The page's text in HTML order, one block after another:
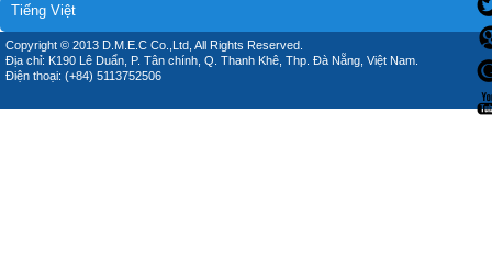
Tiếng Việt
Copyright © 2013 D.M.E.C Co.,Ltd, All Rights Reserved.
Địa chỉ: K190 Lê Duẩn, P. Tân chính, Q. Thanh Khê, Thp. Đà Nẵng, Việt Nam.
Điện thoại: (+84) 5113752506